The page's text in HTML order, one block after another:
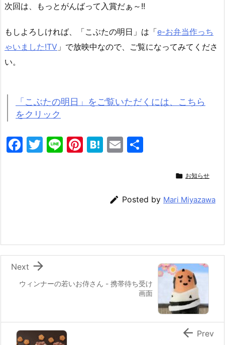
次回は、もっとがんばって入賞だぁ～!!
もしよろしければ、「こぶたの明日」は「e-お弁当作っち
ゃいました!TV 」で放映中なので、ご覧になってみてくださ
い。
「こぶたの明日」をご覧いただくには、こちら
をクリック
F
o
k
T
Li Pi H
a
E
l
 お知らせ
 Posted by Mari Miyazawa
ウィンナーの若いお侍さん - 携帯待ち受け
画面

Next
 Prev